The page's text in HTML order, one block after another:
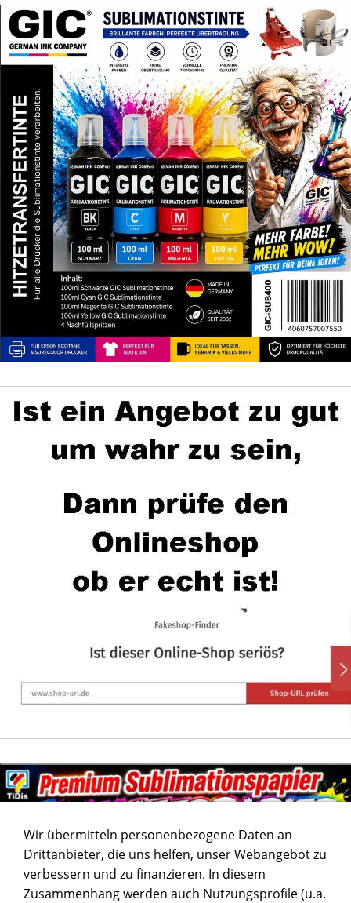
Wir übermitteln personenbezogene Daten an
Drittanbieter, die uns helfen, unser Webangebot zu
verbessern und zu finanzieren. In diesem
Zusammenhang werden auch Nutzungsprofile (u.a.